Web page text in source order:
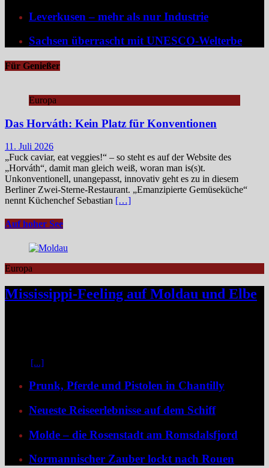
Leverkusen – mehr als nur Industrie
Sachsen überrascht mit UNESCO-Welterbe
Für Genießer
Europa
Das Horváth: Kein Platz für Konventionen
11. Juli 2026
„Fuck caviar, eat veggies!“ – so steht es auf der Website des
„Horváth“, damit man gleich weiß, woran man is(s)t.
Unkonventionell, unangepasst, innovativ geht es zu in diesem
Berliner Zwei-Sterne-Restaurant. „Emanzipierte Gemüseküche“
nennt Küchenchef Sebastian […]
Auf hoher See
Europa
Mississippi-Feeling auf Moldau und Elbe
[...]
Prunk, Pferde und Pistolen in Chantilly
Neueste Reiseerlebnisse auf dem Schiff
Molde – die Rosenstadt am Romsdalsfjord
Normannischer Zauber lockt nach Rouen